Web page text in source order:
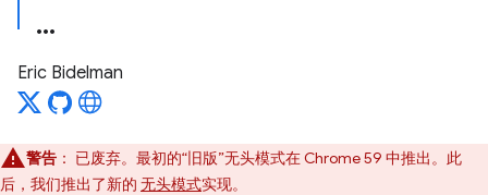
Eric Bidelman
警告 ： 已废弃。最初的“旧版”无头模式在 Chrome 59 中推出。此
后，我们推出了新的 无头模式实现。